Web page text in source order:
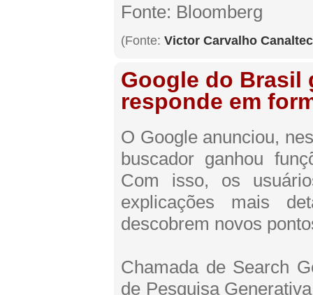
Fonte: Bloomberg
(Fonte: Victor Carvalho
Google do Brasil
responde em
O Google anunciou,
buscador ganhou
Com isso, os
explicações mais
descobrem novos
Chamada de Search
de Pesquisa